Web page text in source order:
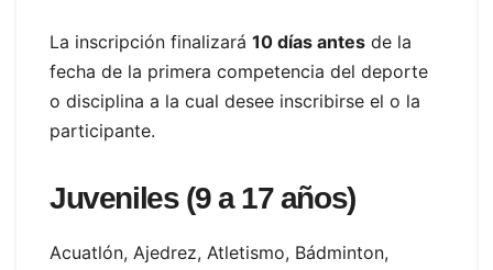
La inscripción finalizará 10 días antes de la
fecha de la primera competencia del deporte
o disciplina a la cual desee inscribirse el o la
participante.
Juveniles (9 a 17 años)
Acuatlón, Ajedrez, Atletismo, Bádminton,